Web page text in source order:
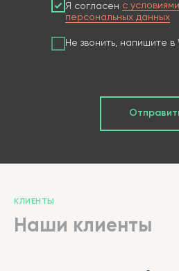
Я согласен с
персональных данных
Не звонить, напишите
КЛИЕНТЫ
Наши клиенты